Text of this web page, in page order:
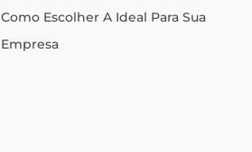
Como Escolher A Ideal Para Sua
Empresa